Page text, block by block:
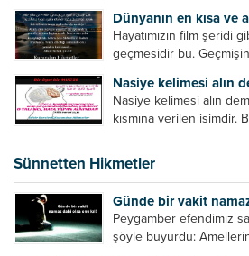
geliştirmeleri
tenkitlerde
olması gereken
Dünyanın en kısa ve
Hayatımızın film şeridi
geçmesidir bu.
âyetlere baksın. Hayatı
verilebilecek en kısa ve
Nasiye kelimesi alın
Nasiye kelimesi alın
kısmına verilen isimdir.
Beynin ön kısmında
denir. Bu kısım insan
Sünnetten Hikmetler
Günde bir vakit
Peygamber efendimiz
şöyle buyurdu: